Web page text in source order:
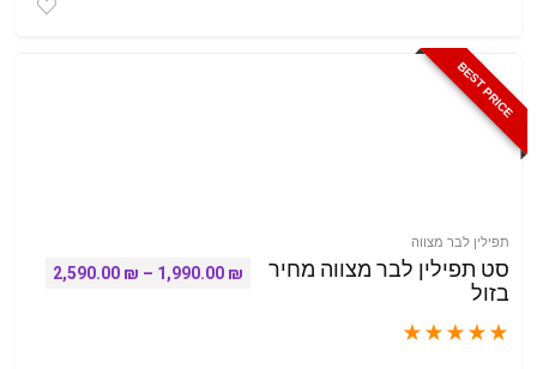
BEST PRICE
תפילין לבר מצווה
סט תפילין לבר מצווה מחיר
בזול
★
★
★
★
★
1,990.00 ₪
–
2,590.00 ₪ טווח מחירים: